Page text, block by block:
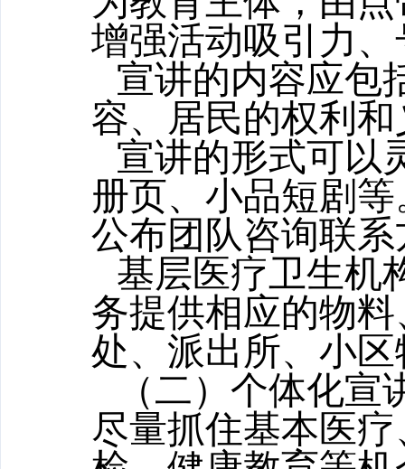
增强活动吸引力
宣讲的内容应包
容、居民的权利
宣讲的形式可以
册页、小品短剧
公布团队咨询联
基层医疗卫生机
务提供相应的物
处、派出所、小
（二）个体化宣
尽量抓住基本医